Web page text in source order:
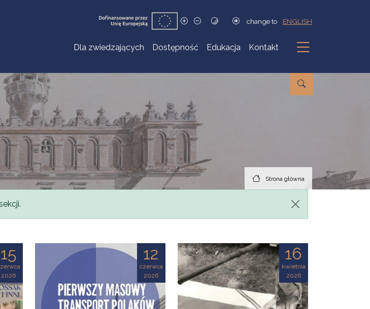
change to ENGLISH
Dla zwiedzających Dostępność Edukacja Kontakt
Podmenu
Strona główna
15
2026
12
czerwca
2026
16
kwietnia
2026